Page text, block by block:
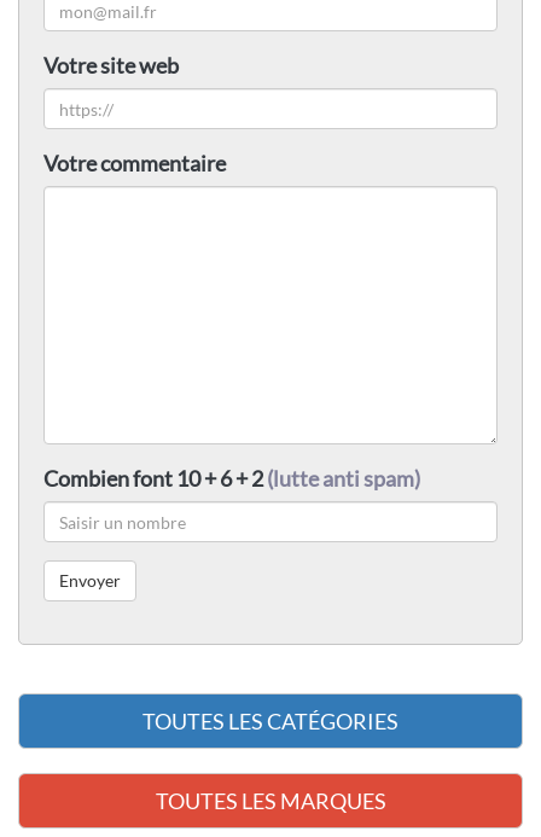
Votre site web
Votre commentaire
Combien font 10 + 6 + 2(lutte anti spam)
TOUTES LES CATÉGORIES
TOUTES LES MARQUES